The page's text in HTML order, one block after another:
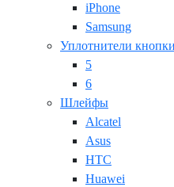
iPhone
Samsung
Уплотнители кнопки
5
6
Шлейфы
Alcatel
Asus
HTC
Huawei